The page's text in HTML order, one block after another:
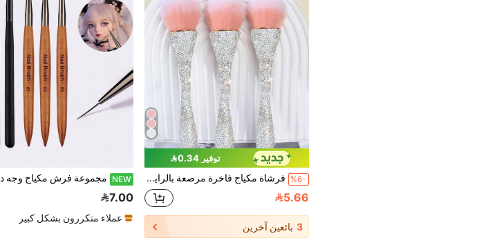
توفير 0.34
%6- فرشاة مكياج فاخرة مرصعة بالراينستون، فرشاة مكياج مرصعة بالراينستون مصنوعة يدويًا، فرشاة ذات رأس واحد كبير جدًا بشعيرات ناعمة، أدوات مكياج للنساء، فرشاة أساس/فرشاة بودرة/فرشاة إضاءة/فرشاة تحديد/فرشاة أحمر خدود/فرشاة خافي عيوب/فرشاة تنظيف الأظافر، هدية للصديقة، محمولة، مجموعة فرش، هدية للنساء، فنانة مكياج، مجموعة أدوات مكياج احترافية، العودة إلى المدرسة
5.66
3 بائعين آخرين
NEW
7.00
عملاء متكررون بشكل كبير